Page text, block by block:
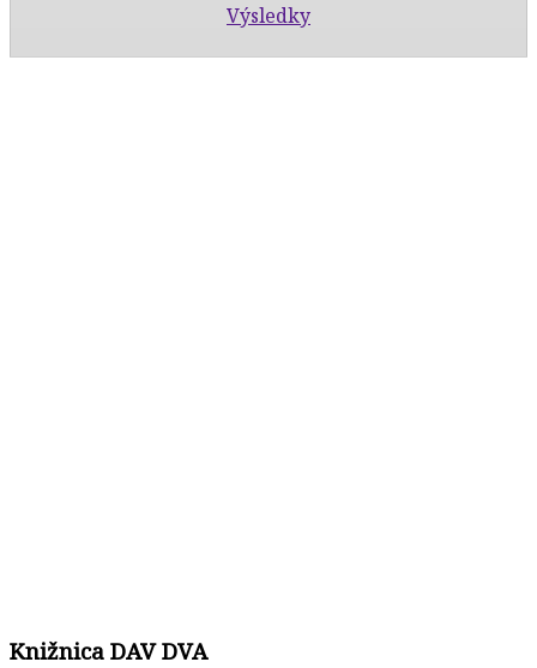
Výsledky
Knižnica DAV DVA